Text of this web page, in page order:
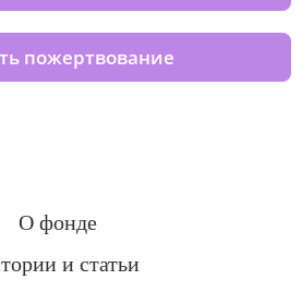
пожертвование
О фонде
и статьи